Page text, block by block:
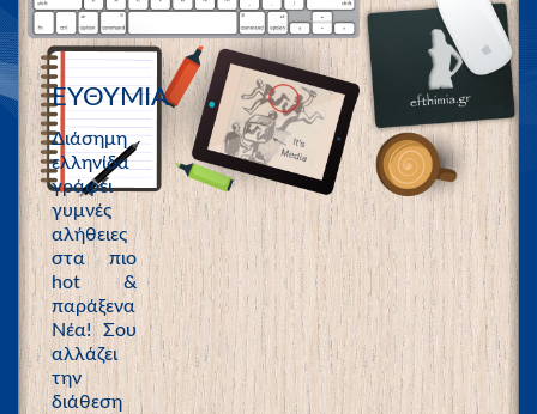
ΕΥΘΥΜΙΑ
Διάσημη
ελληνίδα
γράφει
γυμνές
αλήθειες
στα πιο
hot &
παράξενα
Νέα! Σου
αλλάζει
την
διάθεση